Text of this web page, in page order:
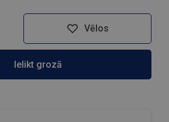
Vēlos
Ielikt grozā